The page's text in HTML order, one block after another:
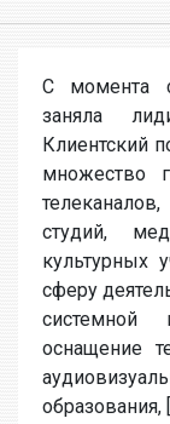
С момента
заняла
Клиентский
множество
студий,
культурных
сферу
системной
оснащение
образования,